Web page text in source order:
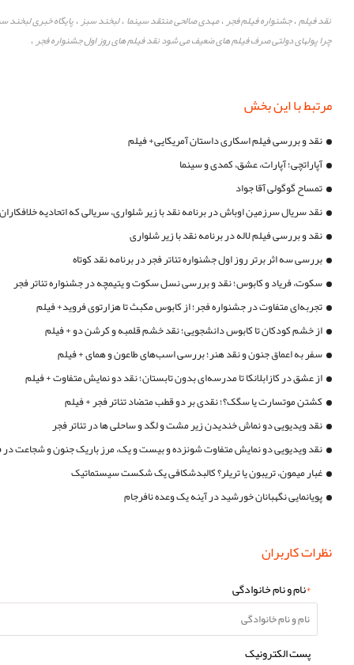
نقد فیلم ،جشنواره فیلم فجر ،مهدی صالحی منتقد سینما ،لبخند سبز ،پایگاه خبری لبخند
چرا پولهای دولتی صرف فیلم های ضعیف می شود نقد فیلم های روز اول جشنواره فجر ،
مرتبط با این بخش
نقد و بررسی فیلم اسکاری داستان آمریکایی+ فیلم
آپاراتچی؛ آپارات، عشق، کمدی و سینما
تمساح گوگولی آقا جواد
نقد سریال سرزمین اوباش در برنامه نقد با زیر شلواری، سریالی که اتحادیه
نقد و بررسی فیلم لاله در برنامه نقد با زیر شلواری
بررسی سه اثر برتر روز اول جشنواره تئاتر فجر در برنامه نقد کوتاه
سکوت، فریاد و کابوس؛ نقد و بررسی نسل سکوت و یتیمچه در جشنواره تئاتر فجر
تجربه‌ای متفاوت در جشنواره فجر؛ از کابوس مکبث تا هزارتوی فروید+ فیلم
از خشم کودکان تا کابوس دانشجویی؛ نقد خشم قلمبه و کرشن دو + فیلم
سفر به اعماق جنون و نقد هنر؛ بررسی اسب‌های طاعون و همای + فیلم
از عشق در کازابلانکا تا مدرسه‌ای بدون تابستان؛ نقد دو نمایش متفاوت + فیلم
کشتن موتسارت یا سگک؟؛ نقدی بر دو قطب متضاد تئاتر فجر + فیلم
نقد ویدیویی دو نماش خندیدن زیر مشت و لگد و ساحلی ها در تئاتر فجر
نقد ویدیویی دو نمایش متفاوت شونزده و بیست و یک، مرز باریک جنون و شجاعت
غبار میمون، تریبون یا تریلر؟ کالبدشکافی یک شکست سیستماتیک
پویانمایی نگهبانان خورشید در آینه یک وعده نافرجام
نظرات کاربران
*نام و نام خانوادگی
پست الکترونیک